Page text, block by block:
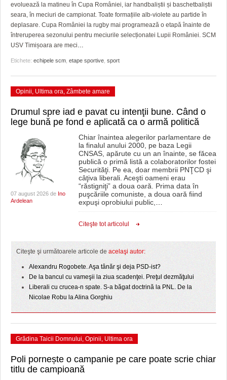
GRĂDINA TAICII DOMNULUI
ZIARISTU’ DE TERASĂ
CU OIŞTEA-N KIERKEGAARD
FINANŢĂRI DE LA A LA Z
PE SURSE
CRONICĂ DE FILM
UNDE MERGEM
FILME DOCUMENTARE
CLIPURI VIDEO
JOCURI ONLINE
ACCIDENTE
ANUNŢURI
INFO SI UTILE
CULTURA
INVATAMANT
FILME DOCUMENTARE
CLIPURI VIDEO
JOCURI ONLINE
FARMACII DIN TIMIŞOARA
LICEE, ŞCOLI ŞI GRĂDINIŢE DIN TIMIŞ
PRIMĂRIILE DIN TIMIŞ
SFATUL MEDICULUI
SFATURI JURIDICE
evoluează la matineu în Cupa României, iar handbaliștii și baschetbaliștii
seara, în meciuri de campionat. Toate formațiile alb-violete au partide în
deplasare. Cupa României la rugby mai programează o etapă înainte de
întreruperea sezonului pentru meciurile selecționatei Lupii României. SCM
USV Timișoara are meci…
Etichete: echipele scm etape sportive sport
Opinii, Ultima ora, Zâmbete amare
Drumul spre iad e pavat cu intenţii bune. Când o
lege bună pe fond e aplicată ca o armă politică
07 august 2026 de Ino
Ardelean
Chiar înaintea alegerilor parlamentare de
la finalul anului 2000, pe baza Legii
CNSAS, apărute cu un an înainte, se făcea
publică o primă listă a colaboratorilor fostei
Securităţi. Pe ea, doar membrii PNŢCD şi
câţiva liberali. Aceşti oameni erau
“răstigniţi” a doua oară. Prima data în
puşcăriile comuniste, a doua oară fiind
expuşi oprobiului public,…
Citeşte tot articolul
Citeşte şi următoarele articole de acelaşi autor:
Alexandru Rogobete. Aşa tânăr şi deja PSD-ist?
De la bancul cu vameşii la ziua scadenţei. Preţul dezmăţului
Liberali cu crucea-n spate. S-a băgat doctrină la PNL. De la
Nicolae Robu la Alina Gorghiu
Grădina Taicii Domnului, Opinii, Ultima ora
Poli pornește o campanie pe care poate scrie chiar
titlu de campioană